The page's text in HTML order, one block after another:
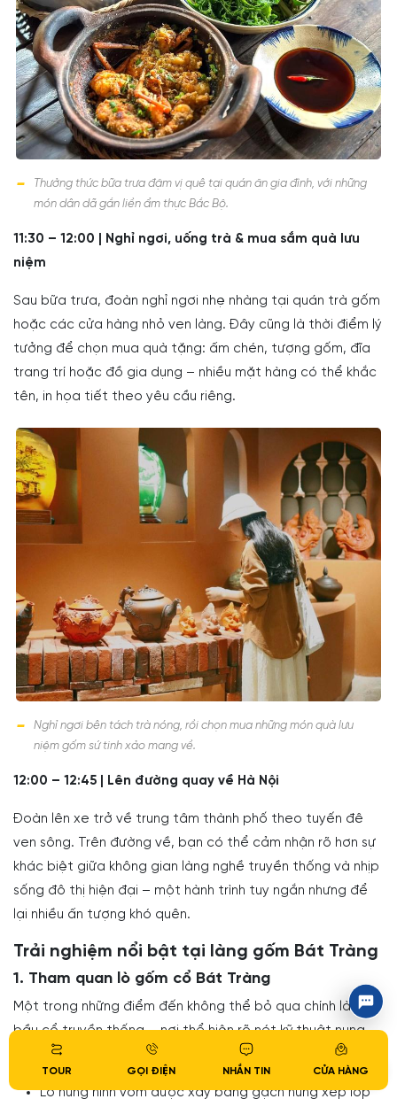
Thưởng thức bữa trưa đậm vị quê tại quán ăn gia đình, với những
món dân dã gắn liền ẩm thực Bắc Bộ.
11:30 – 12:00 | Nghỉ ngơi, uống trà & mua sắm quà lưu
niệm
Sau bữa trưa, đoàn nghỉ ngơi nhẹ nhàng tại quán trà gốm
hoặc các cửa hàng nhỏ ven làng. Đây cũng là thời điểm lý
tưởng để chọn mua quà tặng: ấm chén, tượng gốm, đĩa
trang trí hoặc đồ gia dụng – nhiều mặt hàng có thể khắc
tên, in họa tiết theo yêu cầu riêng.
Nghỉ ngơi bên tách trà nóng, rồi chọn mua những món quà lưu
niệm gốm sứ tinh xảo mang về.
12:00 – 12:45 | Lên đường quay về Hà Nội
Đoàn lên xe trở về trung tâm thành phố theo tuyến đê
ven sông. Trên đường về, bạn có thể cảm nhận rõ hơn sự
khác biệt giữa không gian làng nghề truyền thống và nhịp
sống đô thị hiện đại – một hành trình tuy ngắn nhưng để
lại nhiều ấn tượng khó quên.
Trải nghiệm nổi bật tại làng gốm Bát Tràng
1. Tham quan lò gốm cổ Bát Tràng
Một trong những điểm đến không thể bỏ qua chính là lò
bầu cổ truyền thống – nơi thể hiện rõ nét kỹ thuật nung
gốm xưa của người Việt. Bạn sẽ được tận mắt nhìn thấy:
Lò nung hình vòm được xây bằng gạch nung xếp lớp
TOUR GỌI ĐIỆN NHẮN TIN CỬA HÀNG